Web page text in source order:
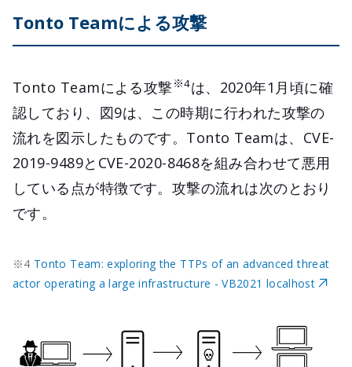
Tonto Teamによる攻撃
Tonto Teamによる攻撃※4は、2020年1月頃に確
認しており、図9は、この時期に行われた攻撃の
流れを図示したものです。Tonto Teamは、CVE-
2019-9489とCVE-2020-8468を組み合わせて悪用
している点が特徴です。攻撃の流れは次のとおり
です。
※4 Tonto Team: exploring the TTPs of an advanced threat
actor operating a large infrastructure - VB2021 localhost